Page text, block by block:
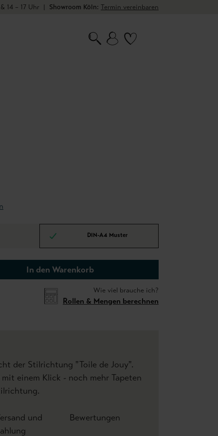
14 – 17 Uhr | Showroom Köln: Termin vereinbaren
DIN-A4 Muster
In den Warenkorb
Wie viel brauche ich?
Rollen & Mengen berechnen
der Stilrichtung "Toile de Jouy".
einem Klick - noch mehr Tapeten
und
Bewertungen